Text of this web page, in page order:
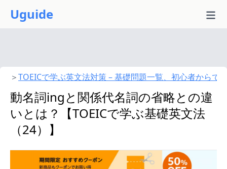
Uguide
＞TOEICで学ぶ英文法対策 – 基礎問題一覧、初心者からで
動名詞ingと関係代名詞の省略との違
いとは？【TOEICで学ぶ基礎英文法
（24）】